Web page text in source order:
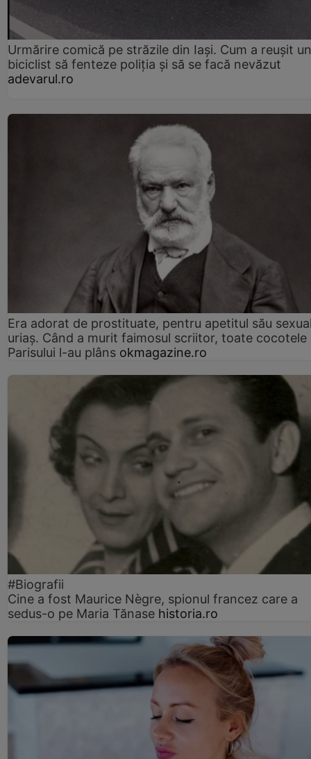
Urmărire comică pe străzile din Iași. Cum a reușit un
biciclist să fenteze poliția și să se facă nevăzut
adevarul.ro
Era adorat de prostituate, pentru apetitul său
uriaș. Când a murit faimosul scriitor, toate cocotele
Parisului l-au plâns okmagazine.ro
#Biografii
Cine a fost Maurice Nègre, spionul francez care a
sedus-o pe Maria Tănase historia.ro